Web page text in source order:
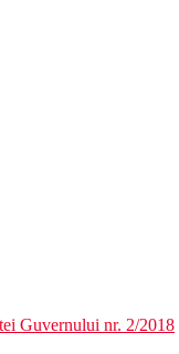
coasta (posibilitatea
cost
Guvernului nr. 2/2018